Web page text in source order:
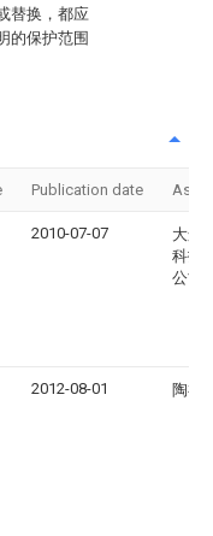
替换，都应
的保护范围
Publication date
2010-07-07
大连
科技
公司
2012-08-01 陶祖